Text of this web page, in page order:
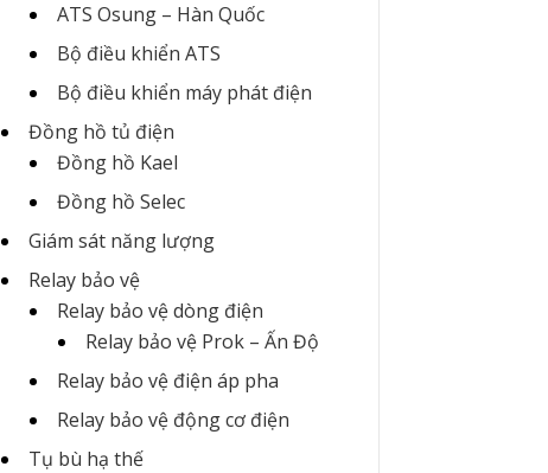
ATS Osung – Hàn Quốc
Bộ điều khiển ATS
Bộ điều khiển máy phát điện
Đồng hồ tủ điện
Đồng hồ Kael
Đồng hồ Selec
Giám sát năng lượng
Relay bảo vệ
Relay bảo vệ dòng điện
Relay bảo vệ Prok – Ấn Độ
Relay bảo vệ điện áp pha
Relay bảo vệ động cơ điện
Tụ bù hạ thế